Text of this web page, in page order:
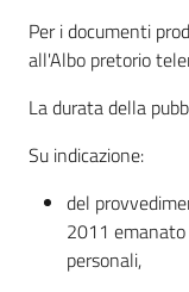
Per i documenti
all'Albo pretorio
La durata della
Su indicazione:
del
2011
personali,